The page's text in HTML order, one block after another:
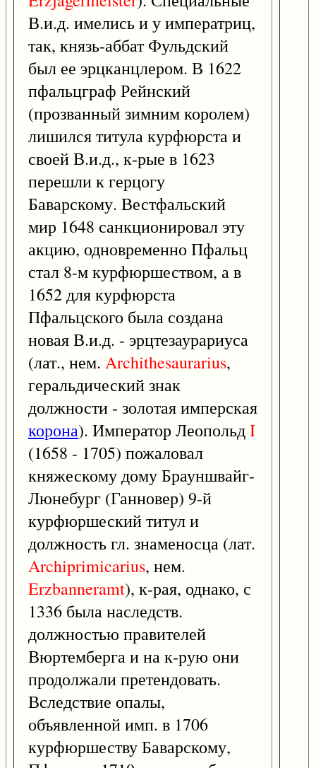
В.и.д. имелись и у императриц,
так, князь-аббат Фульдский
был ее эрцканцлером. В 1622
пфальцграф Рейнский
(прозванный зимним королем)
лишился титула курфюрста и
своей В.и.д., к-рые в 1623
перешли к герцогу
Баварскому. Вестфальский
мир 1648 санкционировал эту
акцию, одновременно Пфальц
стал 8-м курфюршеством, а в
1652 для курфюрста
Пфальцского была создана
новая В.и.д. - эрцтезаурариуса
(лат., нем. Archithesaurarius,
геральдический знак
должности - золотая имперская
корона). Император ЛеопольдI
(1658 - 1705) пожаловал
княжескому дому Брауншвайг-
Люнебург (Ганновер) 9-й
курфюршеский титул и
должность гл. знаменосца (лат.
Archiprimicarius, нем.
Erzbanneramt), к-рая, однако, с
1336 была наследств.
должностью правителей
Вюртемберга и на к-рую они
продолжали претендовать.
Вследствие опалы,
объявленной имп. в 1706
курфюршеству Баварскому,